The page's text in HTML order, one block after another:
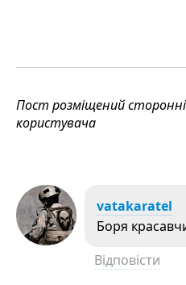
Пост розміщений
користувача
vatakaratel
Боря
Відповісти